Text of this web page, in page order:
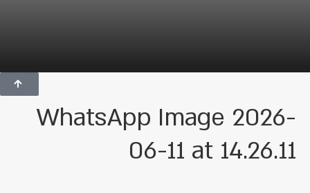
WhatsApp Image 2026-
06-11 at 14.26.11